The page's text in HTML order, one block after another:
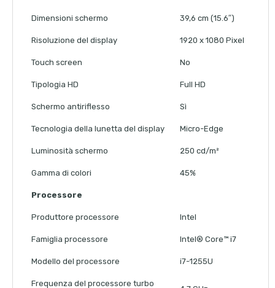
Dimensioni schermo 39,6 cm (15.6″)
Risoluzione del display 1920 x 1080 Pixel
Touch screen No
Tipologia HD Full HD
Schermo antiriflesso Sì
Tecnologia della lunetta del display Micro-Edge
Luminosità schermo 250 cd/m²
Gamma di colori 45%
Processore
Produttore processore Intel
Famiglia processore Intel® Core™ i7
Modello del processore i7-1255U
Frequenza del processore turbo